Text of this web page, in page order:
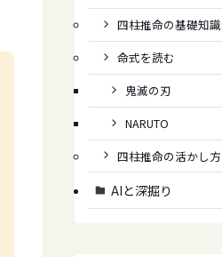
四柱推命の基礎知識
命式を読む
鬼滅の刃
NARUTO
四柱推命の活かし方
AIと深掘り